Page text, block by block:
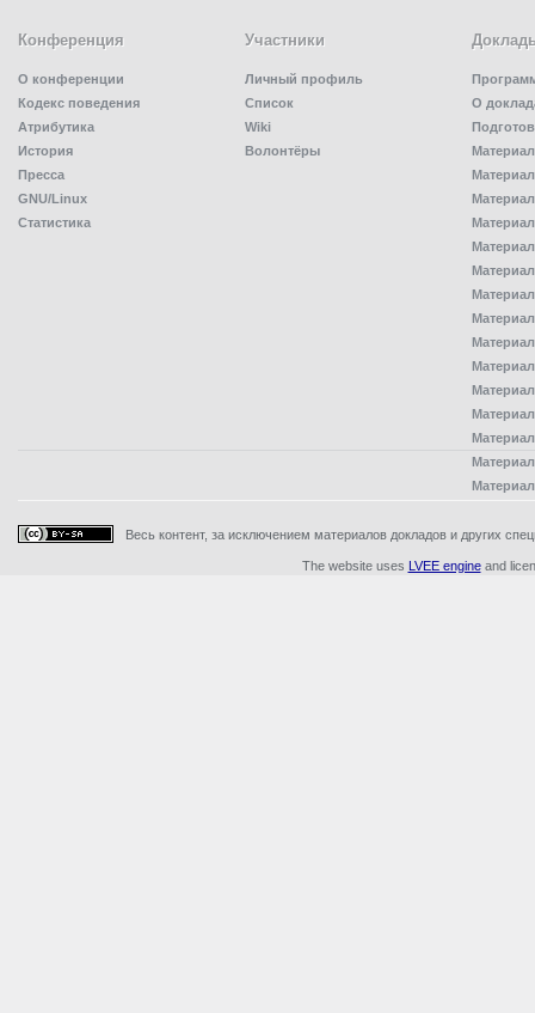
Конференция
О конференции
Кодекс поведения
Атрибутика
История
Пресса
GNU/Linux
Статистика
Участники
Личный профиль
Список
Wiki
Волонтёры
О
Весь контент, за исключением материалов докладов и других
The website uses LVEE engineand